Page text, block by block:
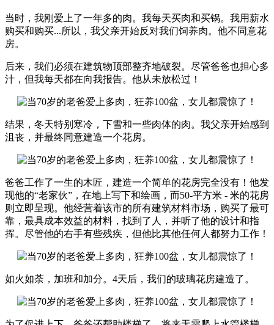
当时，我刚爱上了一年多的肉。我每天买肉和买锅。我用薪水
购买和购买...所以，我父亲开始反对我们饲养肉。他不同意花
房。
后来，我们必须在建筑物顶部整齐地破裂。尽管爸爸也担心多
汁，但我每天都在向我报告。他从未放松过！
结果，冬天特别寒冷，下雪和一些肉体的肉。我父亲开始感到
沮丧，并最终同意建造一个花房。
爸爸工作了一生的木匠，建造一个简单的花房完全没有！他发
现他的“老家伙”，在地上写下和绘画，而50-平方米 - 米的花房
则立即呈现。他经营着该市的所有建筑材料市场，购买了最可
靠，最具成本效益的材料，找到了人，并听了他的设计和指
挥。尽管他的右手有些残疾，但他比其他任何人都努力工作！
如火如荼，加班和加分。4天后，我们的玻璃花房建造了。